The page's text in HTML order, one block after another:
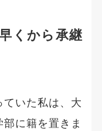
くから承継
いた私は、大
に籍を置きま